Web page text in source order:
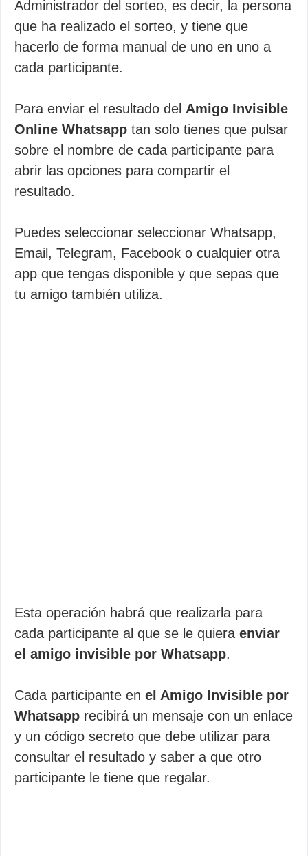
Administrador del sorteo, es decir, la persona
que ha realizado el sorteo, y tiene que
hacerlo de forma manual de uno en uno a
cada participante.
Para enviar el resultado del Amigo Invisible
Online Whatsapp tan solo tienes que pulsar
sobre el nombre de cada participante para
abrir las opciones para compartir el
resultado.
Puedes seleccionar seleccionar Whatsapp,
Email, Telegram, Facebook o cualquier otra
app que tengas disponible y que sepas que
tu amigo también utiliza.
Esta operación habrá que realizarla para
cada participante al que se le quiera enviar
el amigo invisible por Whatsapp.
Cada participante en el Amigo Invisible por
Whatsapp recibirá un mensaje con un enlace
y un código secreto que debe utilizar para
consultar el resultado y saber a que otro
participante le tiene que regalar.